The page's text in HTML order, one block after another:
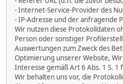
- Internet-Service-Provider des
- IP-Adresse und der anfragende
Wir nutzen diese Protokolldaten
Person oder sonstiger
Auswertungen zum Zweck des
Optimierung unserer Website,
Interesse gemäß Art 6 Abs. 1 S. 1
Wir behalten uns vor, die